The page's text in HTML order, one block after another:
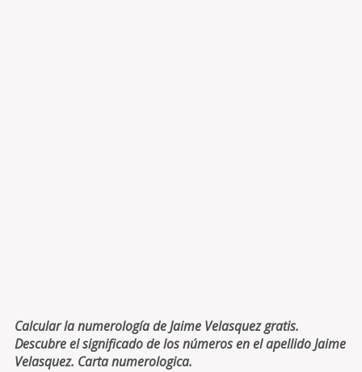
Calcular la numerología de Jaime Velasquez gratis.
Descubre el significado de los números en el apellido Jaime
Velasquez. Carta numerologica.